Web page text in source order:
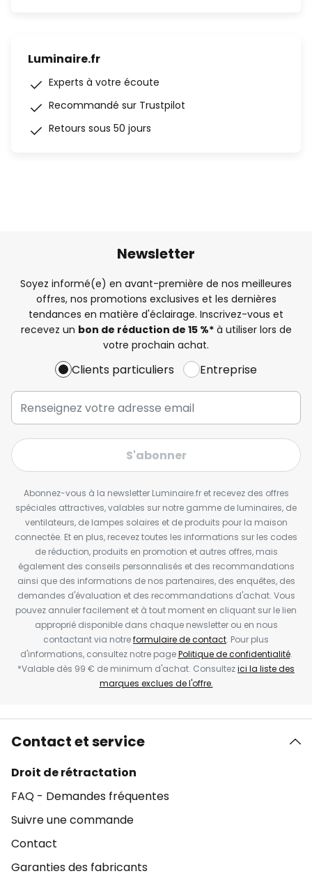
Luminaire.fr
Experts à votre écoute
Recommandé sur Trustpilot
Retours sous 50 jours
Newsletter
Soyez informé(e) en avant-première de nos meilleures
offres, nos promotions exclusives et les dernières
tendances en matière d'éclairage. Inscrivez-vous et
recevez un bon de réduction de 15 %*à utiliser lors de
votre prochain achat.
Clients particuliers Entreprise
S'abonner
Abonnez-vous à la newsletter Luminaire.fr et recevez des offres
spéciales attractives, valables sur notre gamme de luminaires, de
ventilateurs, de lampes solaires et de produits pour la maison
connectée. Et en plus, recevez toutes les informations sur les codes
de réduction, produits en promotion et autres offres, mais
également des conseils personnalisés et des recommandations
ainsi que des informations de nos partenaires, des enquêtes, des
demandes d'évaluation et des recommandations d'achat. Vous
pouvez annuler facilement et à tout moment en cliquant sur le lien
approprié disponible dans chaque newsletter ou en nous
contactant via notreformulaire de contact. Pour plus
d'informations, consultez notre pagePolitique de confidentialité.
*Valable dès 99 € de minimum d'achat. Consultezici la liste des
marques exclues de l'offre.
Contact et service
Droit de rétractation
FAQ - Demandes fréquentes
Suivre une commande
Contact
Garanties des fabricants